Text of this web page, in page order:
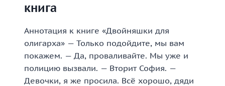
книга
Аннотация к книге «Двойняшки для
олигарха» — Только подойдите, мы вам
покажем. — Да, проваливайте. Мы уже и
полицию вызвали. — Вторит София. —
Девочки, я же просила. Всё хорошо, дяди